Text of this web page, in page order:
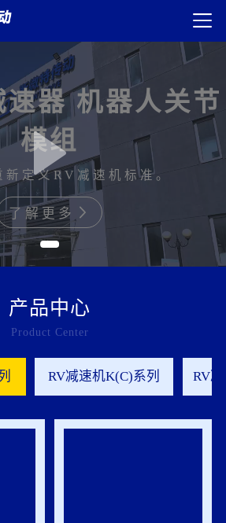
器 机器人关节
模组
新定义RV减速机标准。
了解更多
产品中心
Product Center
RV减速机K(C)系列 RV